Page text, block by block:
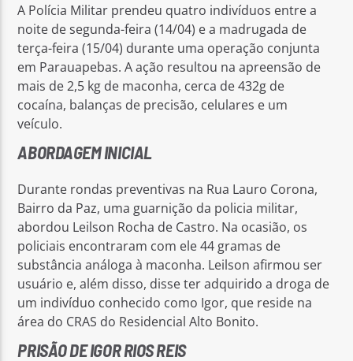
A Polícia Militar prendeu quatro indivíduos entre a
noite de segunda-feira (14/04) e a madrugada de
terça-feira (15/04) durante uma operação conjunta
em Parauapebas. A ação resultou na apreensão de
mais de 2,5 kg de maconha, cerca de 432g de
cocaína, balanças de precisão, celulares e um
veículo.
ABORDAGEM INICIAL
Durante rondas preventivas na Rua Lauro Corona,
Bairro da Paz, uma guarnição da policia militar,
abordou Leilson Rocha de Castro. Na ocasião, os
policiais encontraram com ele 44 gramas de
substância análoga à maconha. Leilson afirmou ser
usuário e, além disso, disse ter adquirido a droga de
um indivíduo conhecido como Igor, que reside na
área do CRAS do Residencial Alto Bonito.
PRISÃO DE IGOR RIOS REIS